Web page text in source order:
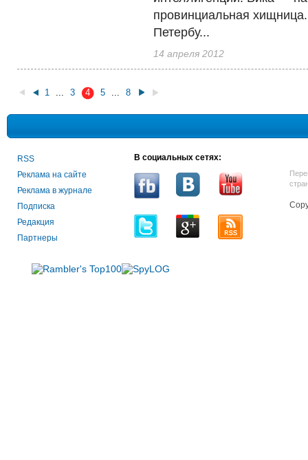
провинциальная
Петербу...
14 апреля 2012
1 ... 3 4 5 ... 8
RSS
Реклама на сайте
Реклама в журнале
Подписка
Редакция
Партнеры
В социальных сетях: